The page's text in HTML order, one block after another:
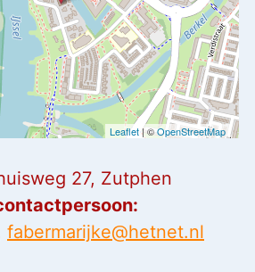
Leaflet| ©OpenStreetMap
27, Zutphen
fabermarijke@hetnet.nl